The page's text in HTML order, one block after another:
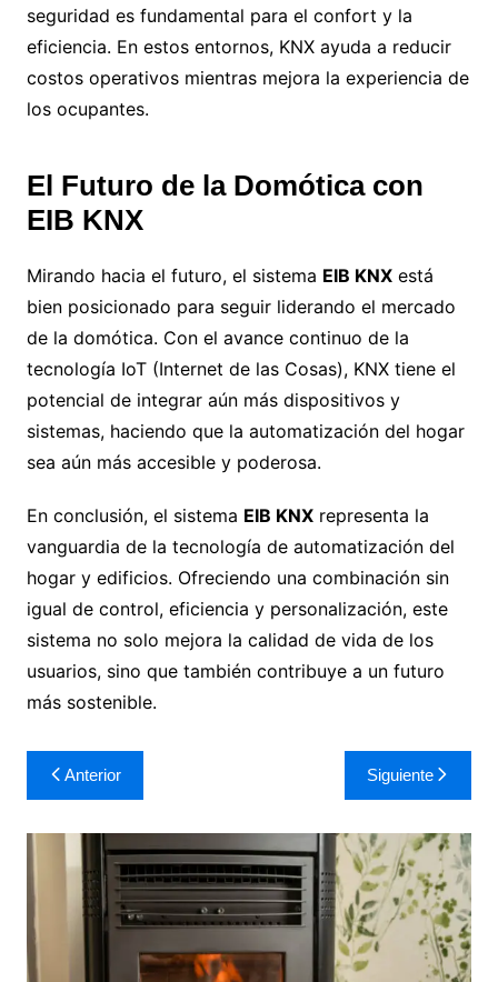
seguridad es fundamental para el confort y la
eficiencia. En estos entornos, KNX ayuda a reducir
costos operativos mientras mejora la experiencia de
los ocupantes.
El Futuro de la Domótica con
EIB KNX
Mirando hacia el futuro, el sistema EIB KNXestá
bien posicionado para seguir liderando el mercado
de la domótica. Con el avance continuo de la
tecnología IoT (Internet de las Cosas), KNX tiene el
potencial de integrar aún más dispositivos y
sistemas, haciendo que la automatización del hogar
sea aún más accesible y poderosa.
En conclusión, el sistema EIB KNXrepresenta la
vanguardia de la tecnología de automatización del
hogar y edificios. Ofreciendo una combinación sin
igual de control, eficiencia y personalización, este
sistema no solo mejora la calidad de vida de los
usuarios, sino que también contribuye a un futuro
más sostenible.
Navegación
de
entradas
Anterior Siguiente